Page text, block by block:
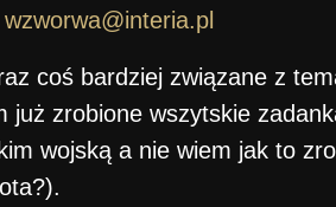
wzworwa@interia.pl
coś bardziej związane z
już zrobione wszytskie
wojską a nie wiem jak to